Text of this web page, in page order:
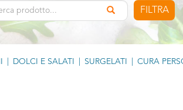
FILTRA
DOLCI E SALATI SURGELATI CURA